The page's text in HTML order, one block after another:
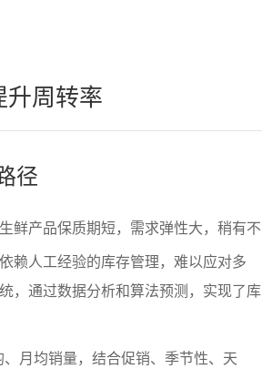
周转率
径
鲜产品保质期短，需求弹性大，稍有不
赖人工经验的库存管理，难以应对多
，通过数据分析和算法预测，实现了库
月均销量，结合促销、季节性、天